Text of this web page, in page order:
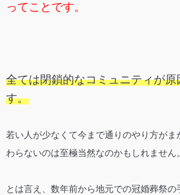
ってことです。
全ては閉鎖的なコミュニティが
す。
若い人が少なくて今まで通りのやり方がま
わらないのは至極当然なのかもしれません。
とは言え、数年前から地元での冠婚葬祭の